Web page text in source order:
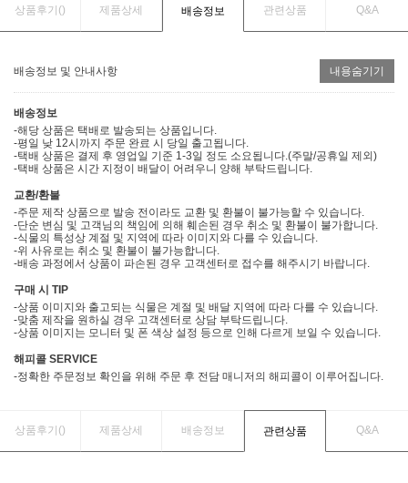
상품후기() 제품상세 배송정보 관련상품 Q&A
배송정보 및 안내사항 내용숨기기
배송정보
-해당 상품은 택배로 발송되는 상품입니다.
-평일 낮 12시까지 주문 완료 시 당일 출고됩니다.
-택배 상품은 결제 후 영업일 기준 1-3일 정도 소요됩니다.(주말/공휴일 제외)
-택배 상품은 시간 지정이 배달이 어려우니 양해 부탁드립니다.
교환/환불
-주문 제작 상품으로 발송 전이라도 교환 및 환불이 불가능할 수 있습니다.
-단순 변심 및 고객님의 책임에 의해 훼손된 경우 취소 및 환불이 불가합니다.
-식물의 특성상 계절 및 지역에 따라 이미지와 다를 수 있습니다.
-위 사유로는 취소 및 환불이 불가능합니다.
-배송 과정에서 상품이 파손된 경우 고객센터로 접수를 해주시기 바랍니다.
구매 시 TIP
-상품 이미지와 출고되는 식물은 계절 및 배달 지역에 따라 다를 수 있습니다.
-맞춤 제작을 원하실 경우 고객센터로 상담 부탁드립니다.
-상품 이미지는 모니터 및 폰 색상 설정 등으로 인해 다르게 보일 수 있습니다.
해피콜 SERVICE
-정확한 주문정보 확인을 위해 주문 후 전담 매니저의 해피콜이 이루어집니다.
상품후기() 제품상세 배송정보 관련상품 Q&A